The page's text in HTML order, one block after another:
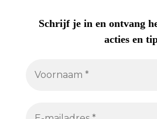
Schrijf je in en ontvang
acties en